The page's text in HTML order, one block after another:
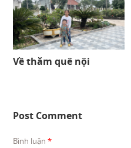
Về thăm quê nội
Post Comment
Bình luận*